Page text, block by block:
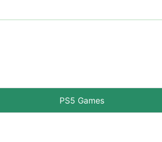
PS5 Games